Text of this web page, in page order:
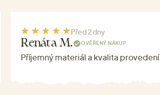
Před 2 dny
Renáta M. OVĚŘENÝ NÁKUP
Příjemný materiál a kvalita provedení.